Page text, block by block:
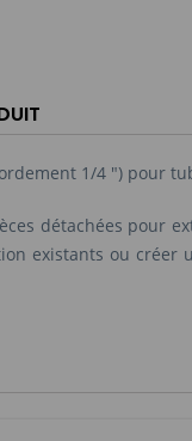
1/4 ") pour
détachées pour
existants ou